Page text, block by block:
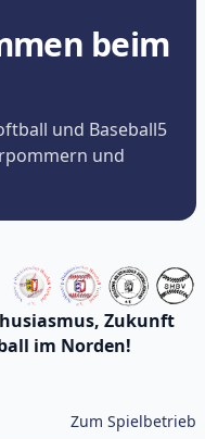
beim
und Baseball5
und
Zukunft
im Norden!
Zum Spielbetrieb